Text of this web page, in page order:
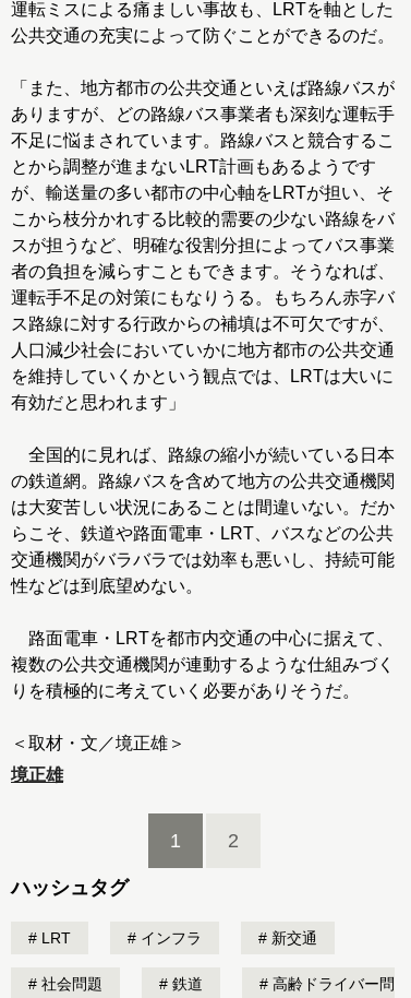
運転ミスによる痛ましい事故も、LRTを軸とした
公共交通の充実によって防ぐことができるのだ。
「また、地方都市の公共交通といえば路線バスが
ありますが、どの路線バス事業者も深刻な運転手
不足に悩まされています。路線バスと競合するこ
とから調整が進まないLRT計画もあるようです
が、輸送量の多い都市の中心軸をLRTが担い、そ
こから枝分かれする比較的需要の少ない路線をバ
スが担うなど、明確な役割分担によってバス事業
者の負担を減らすこともできます。そうなれば、
運転手不足の対策にもなりうる。もちろん赤字バ
ス路線に対する行政からの補填は不可欠ですが、
人口減少社会においていかに地方都市の公共交通
を維持していくかという観点では、LRTは大いに
有効だと思われます」
全国的に見れば、路線の縮小が続いている日本
の鉄道網。路線バスを含めて地方の公共交通機関
は大変苦しい状況にあることは間違いない。だか
らこそ、鉄道や路面電車・LRT、バスなどの公共
交通機関がバラバラでは効率も悪いし、持続可能
性などは到底望めない。
路面電車・LRTを都市内交通の中心に据えて、
複数の公共交通機関が連動するような仕組みづく
りを積極的に考えていく必要がありそうだ。
＜取材・文／境正雄＞
境正雄
1 2
ハッシュタグ
LRT インフラ 新交通
社会問題 鉄道 高齢ドライバー問